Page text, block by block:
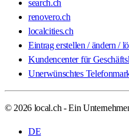
search.ch
renovero.ch
localcities.ch
Eintrag erstellen / ändern /
Kundencenter für
Unerwünschtes
© 2026 local.ch - Ein
DE